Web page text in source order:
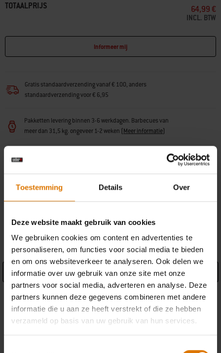
Toestemming Details Over
Deze website maakt gebruik van cookies
We gebruiken cookies om content en advertenties te
personaliseren, om functies voor social media te bieden
en om ons websiteverkeer te analyseren. Ook delen we
informatie over uw gebruik van onze site met onze
partners voor social media, adverteren en analyse. Deze
partners kunnen deze gegevens combineren met andere
informatie die u aan ze heeft verstrekt of die ze hebben
verzameld op basis van uw gebruik van hun services.
TOTAALPRIJS 64,99 €
INCL. BTW
Informeer mij
Gratis standaardverzending vanaf € 100, anders
standaardverzending voor € 6,95
Pakketten levering binnen 3-6 werkdagen. Barbecues van
meer dan 31,5 kg. ongeveer 1-2 weken (Meer informatie)
Een handelaar zoeken
See Details